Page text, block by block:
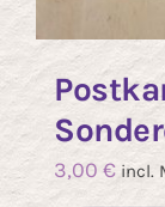
3,00 € incl.